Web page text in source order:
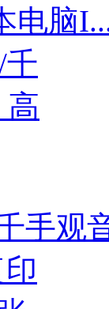
电脑
手观